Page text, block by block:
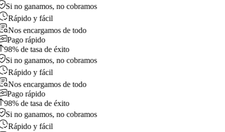
Si no ganamos, no cobramos
Rápido y fácil
Nos encargamos de todo
Pago rápido
98% de tasa de éxito
Si no ganamos, no cobramos
Rápido y fácil
Nos encargamos de todo
Pago rápido
98% de tasa de éxito
Si no ganamos, no cobramos
Rápido y fácil